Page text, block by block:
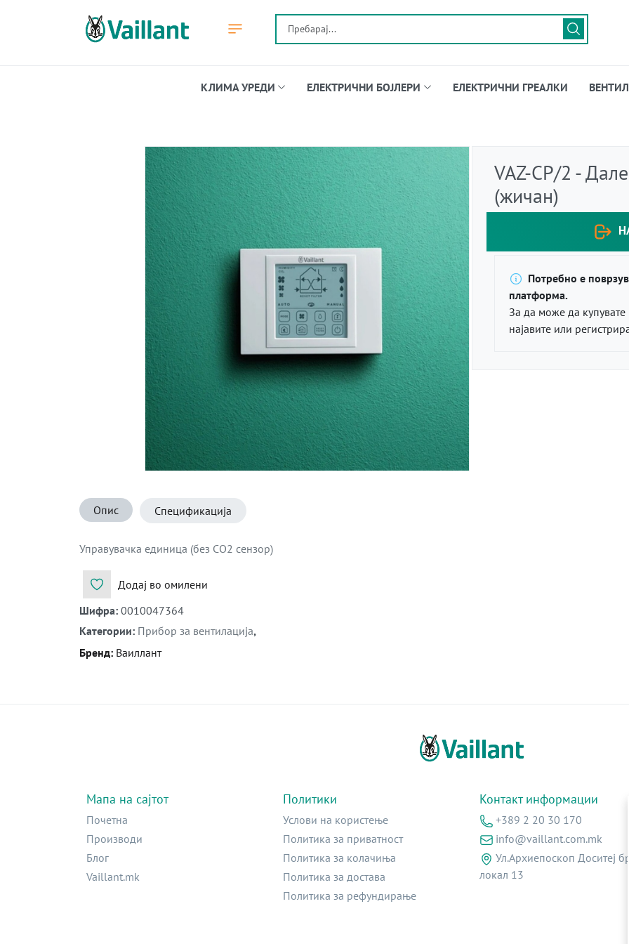
КЛИМА УРЕДИ ЕЛЕКТРИЧНИ БОЈЛЕРИ ЕЛЕКТРИЧНИ ГРЕАЛКИ
VAZ-CP/2 -
(жичан)
Потребно е
платформа.
За да може да
најавите или
Опис Спецификација
Управувачка единица (без CO2 сензор)
Додај во омилени
Шифра: 0010047364
Категории: Прибор за вентилација,
Бренд: Ваиллант
Мапа на сајтот
Почетна
Производи
Блог
Vaillant.mk
Политики
Услови на користење
Политика за приватност
Политика за колачиња
Политика за достава
Политика за рефундирање
Контакт информации
+389 2 20 30 170
info@vaillant.com.mk
Ул.Архиепоскоп Доситеј
локал 13